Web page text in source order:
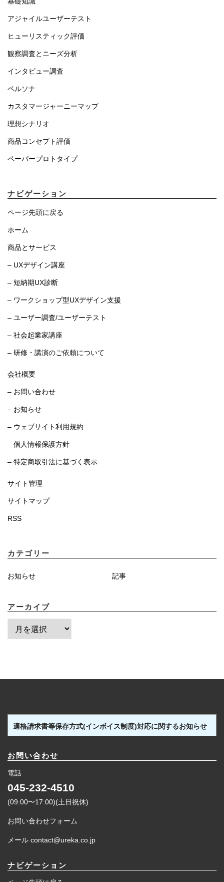
アジャイルユーザーテスト
ヒューリスティック評価
観察調査とニーズ分析
インタビュー調査
ペルソナ
カスタマージャーニーマップ
理想シナリオ
商品コンセプト評価
ペーパープロトタイプ
ナビゲーション
ページ先頭に戻る
ホーム
商品とサービス
– UXデザイン講座
– 短納期UX診断
– ワークショップ型UXデザイン支援
– ユーザー調査/ユーザーテスト
– 社会起業家講座
– 研修・講演のご依頼について
会社概要
– お問い合わせ
– お知らせ
– ウェブサイト利用規約
– 個人情報保護方針
– 特定商取引法に基づく表示
サイト管理
サイトマップ
RSS
カテゴリー
お知らせ 記事
アーカイブ
ー
ブ
適格請求書等保存方式(インボイス制度)対応に関するお知らせ
お問い合わせ
電話
045-232-4510
(09:00〜17:00)(土日祝休)
お問い合わせフォーム
メール contact@ureka.co.jp
ナビゲーション